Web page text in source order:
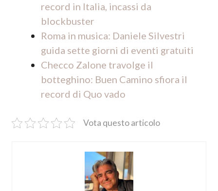
record in Italia, incassi da
blockbuster
Roma in musica: Daniele Silvestri
guida sette giorni di eventi gratuiti
Checco Zalone travolge il
botteghino: Buen Camino sfiora il
record di Quo vado
Vota questo articolo